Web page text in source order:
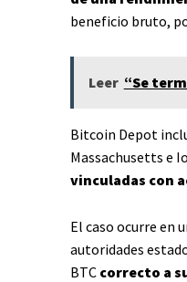
beneficio bruto,
Leer “Se
Bitcoin Depot
Massachusetts e
vinculadas con
El caso ocurre en
autoridades
BTC correcto a